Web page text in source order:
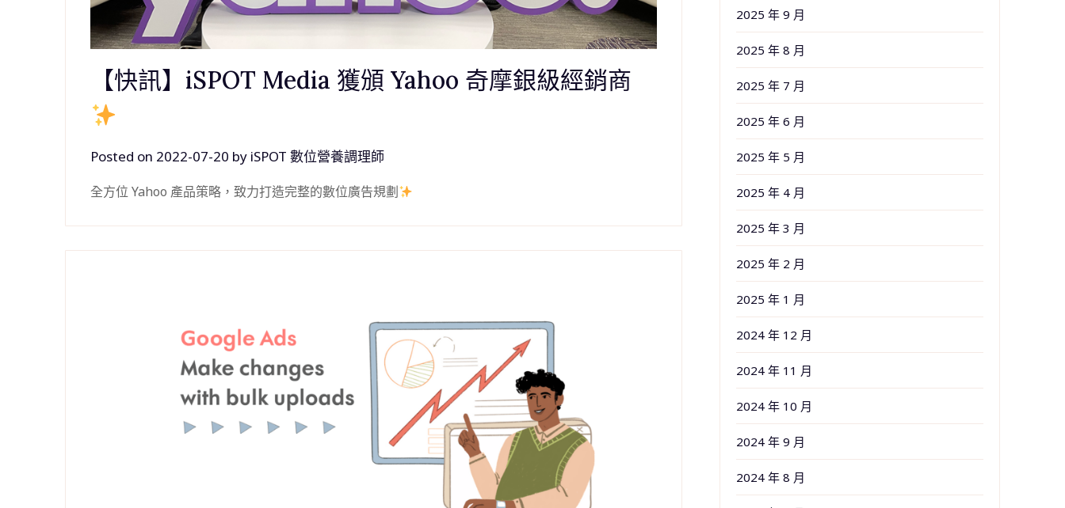
【快訊】iSPOT Media 獲頒 Yahoo 奇摩銀級經銷商
Posted on 2022-07-20 by iSPOT 數位營養調理師
全方位 Yahoo 產品策略，致力打造完整的數位廣告規劃
2025 年 9 月
2025 年 8 月
2025 年 7 月
2025 年 6 月
2025 年 5 月
2025 年 4 月
2025 年 3 月
2025 年 2 月
2025 年 1 月
2024 年 12 月
2024 年 11 月
2024 年 10 月
2024 年 9 月
2024 年 8 月